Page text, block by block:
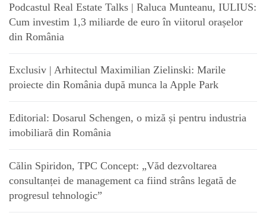
Podcastul Real Estate Talks | Raluca Munteanu, IULIUS:
Cum investim 1,3 miliarde de euro în viitorul orașelor
din România
Exclusiv | Arhitectul Maximilian Zielinski: Marile
proiecte din România după munca la Apple Park
Editorial: Dosarul Schengen, o miză și pentru industria
imobiliară din România
Călin Spiridon, TPC Concept: „Văd dezvoltarea
consultanței de management ca fiind strâns legată de
progresul tehnologic”